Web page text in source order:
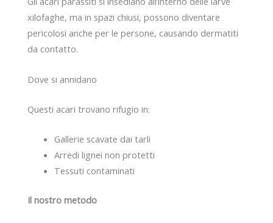
xilofaghe, ma in spazi chiusi, possono diventare
pericolosi anche per le persone, causando dermatiti
da contatto.
Dove si annidano
Questi acari trovano rifugio in:
Gallerie scavate dai tarli
Arredi lignei non protetti
Tessuti contaminati
Il nostro metodo